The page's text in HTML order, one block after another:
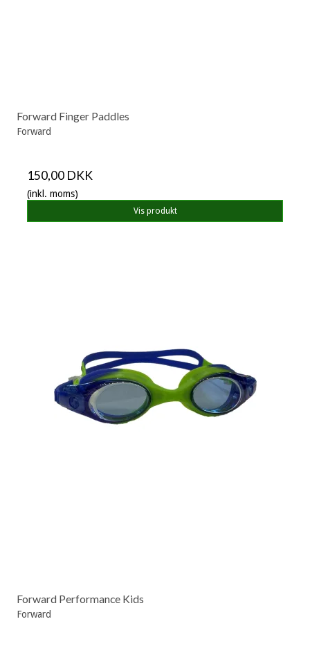
Forward Finger Paddles
Forward
150,00 DKK
(inkl. moms)
Vis produkt
Forward Performance Kids
Forward